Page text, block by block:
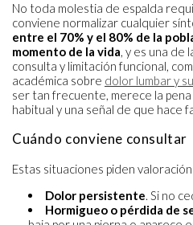
No toda molestia de espalda
conviene normalizar cualquier
entre el 70% y el 80% de la
momento de la vida, y es una de
consulta y limitación funcional,
académica sobre dolor lumbar y
ser tan frecuente, merece la
habitual y una señal de que hace
Cuándo conviene consultar
Estas situaciones piden
Dolor persistente. Si no
Hormigueo o pérdida de